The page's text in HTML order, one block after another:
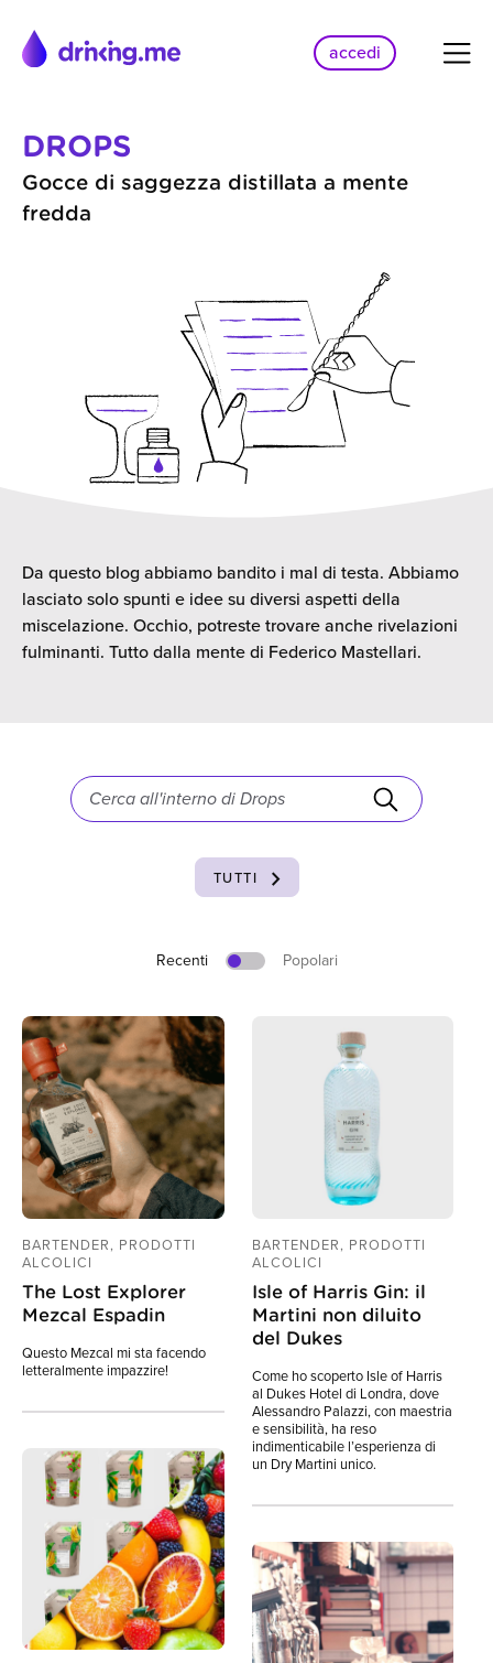
accedi
DROPS
Gocce di saggezza distillata a mente
fredda
Da questo blog abbiamo bandito i mal di testa. Abbiamo
lasciato solo spunti e idee su diversi aspetti della
miscelazione. Occhio, potreste trovare anche rivelazioni
fulminanti. Tutto dalla mente di Federico Mastellari.
Ricerca
per:
TUTTI keyboard_arrow_right
Recenti Popolari
BARTENDER, PRODOTTI
ALCOLICI
The Lost Explorer
Mezcal Espadin
Questo Mezcal mi sta facendo
letteralmente impazzire!
BARTENDER, PRODOTTI
ALCOLICI
Isle of Harris Gin: il
Martini non diluito
del Dukes
Come ho scoperto Isle of Harris
al Dukes Hotel di Londra, dove
Alessandro Palazzi, con maestria
e sensibilità, ha reso
indimenticabile l’esperienza di
un Dry Martini unico.